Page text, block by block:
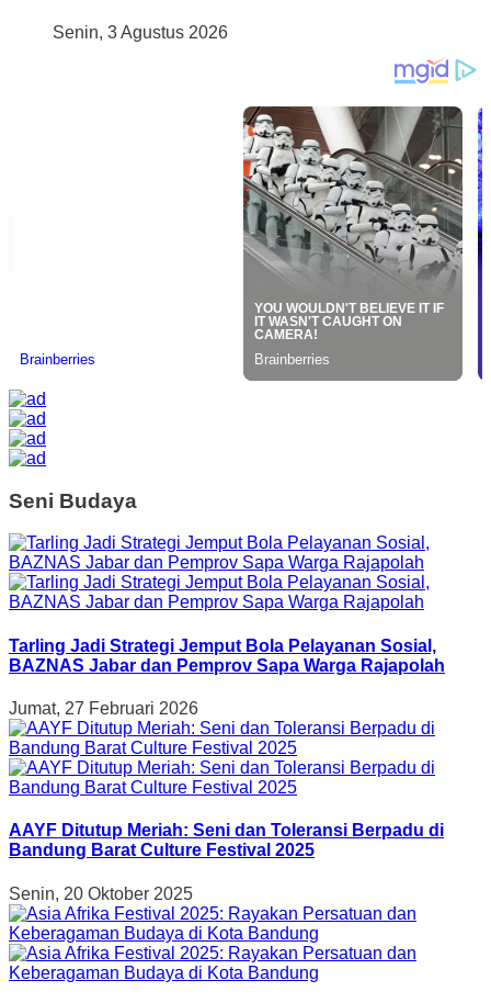
Senin, 3 Agustus 2026
Seni Budaya
Tarling Jadi Strategi Jemput Bola Pelayanan Sosial,
BAZNAS Jabar dan Pemprov Sapa Warga Rajapolah
Jumat, 27 Februari 2026
AAYF Ditutup Meriah: Seni dan Toleransi Berpadu di
Bandung Barat Culture Festival 2025
Senin, 20 Oktober 2025